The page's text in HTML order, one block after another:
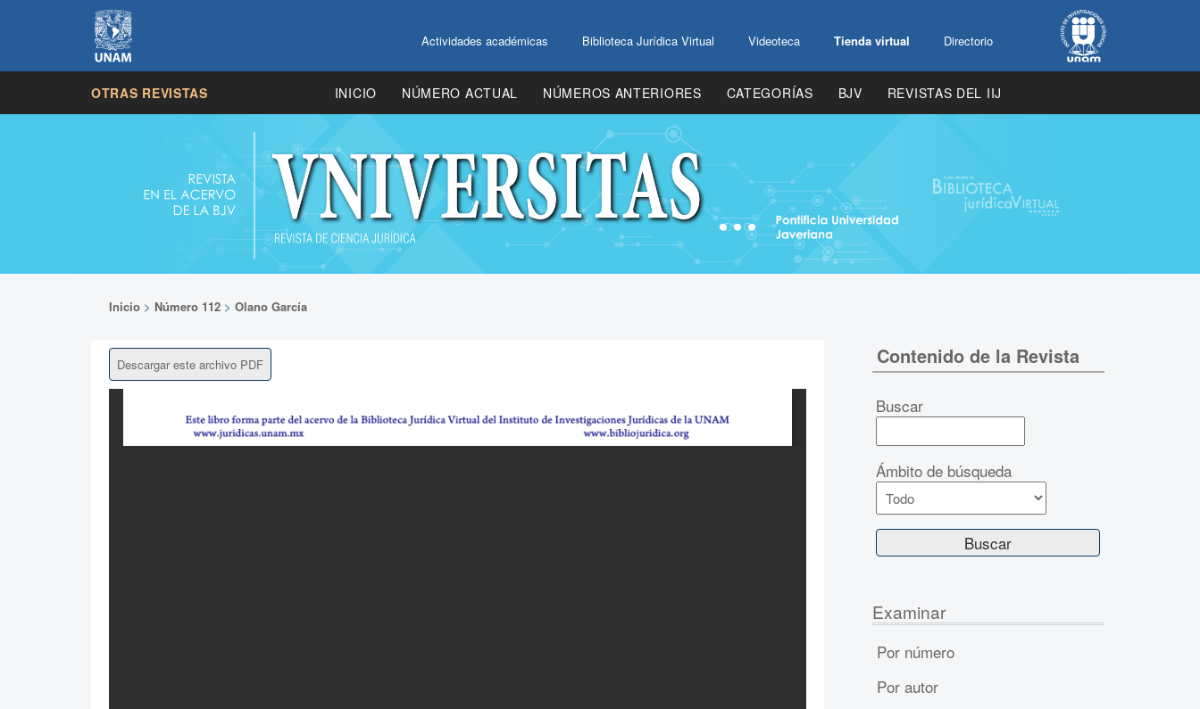
Actividades académicas Biblioteca Jurídica Virtual Videoteca Tienda virtual Directorio
OTRAS REVISTAS INICIO NÚMERO ACTUAL NÚMEROS ANTERIORES CATEGORÍAS BJV REVISTAS DEL IIJ
Inicio > Número 112 > Olano García
Descargar este archivo PDF Contenido de la Revista
Buscar
Ámbito de búsqueda
Examinar
Por número
Por autor